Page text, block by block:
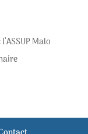
Malo